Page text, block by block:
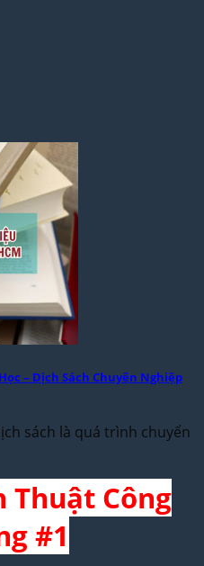
– Dịch Sách Chuyên Nghiệp
sách là quá trình chuyển
Thuật Công
#1